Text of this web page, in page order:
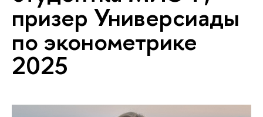
призер Универсиады
по эконометрике
2025